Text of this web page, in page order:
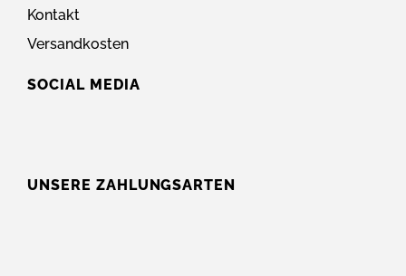
Kontakt
Versandkosten
SOCIAL MEDIA
UNSERE ZAHLUNGSARTEN